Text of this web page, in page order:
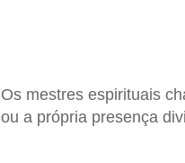
Os mestres espirituais
ou a própria presença